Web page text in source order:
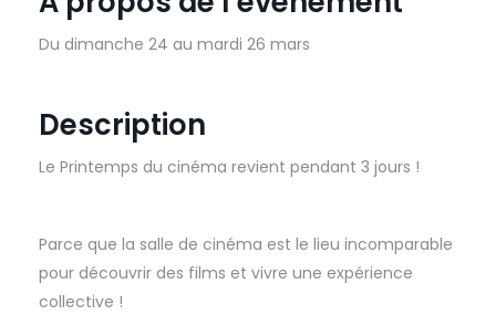
Du dimanche 24 au mardi 26 mars
Description
Le Printemps du cinéma revient pendant 3 jours !
Parce que la salle de cinéma est le lieu incomparable
pour découvrir des films et vivre une expérience
collective !